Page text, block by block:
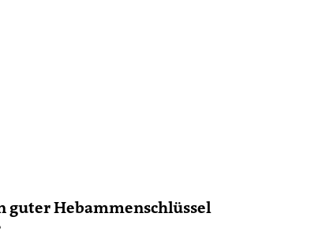
guter Hebammenschlüssel